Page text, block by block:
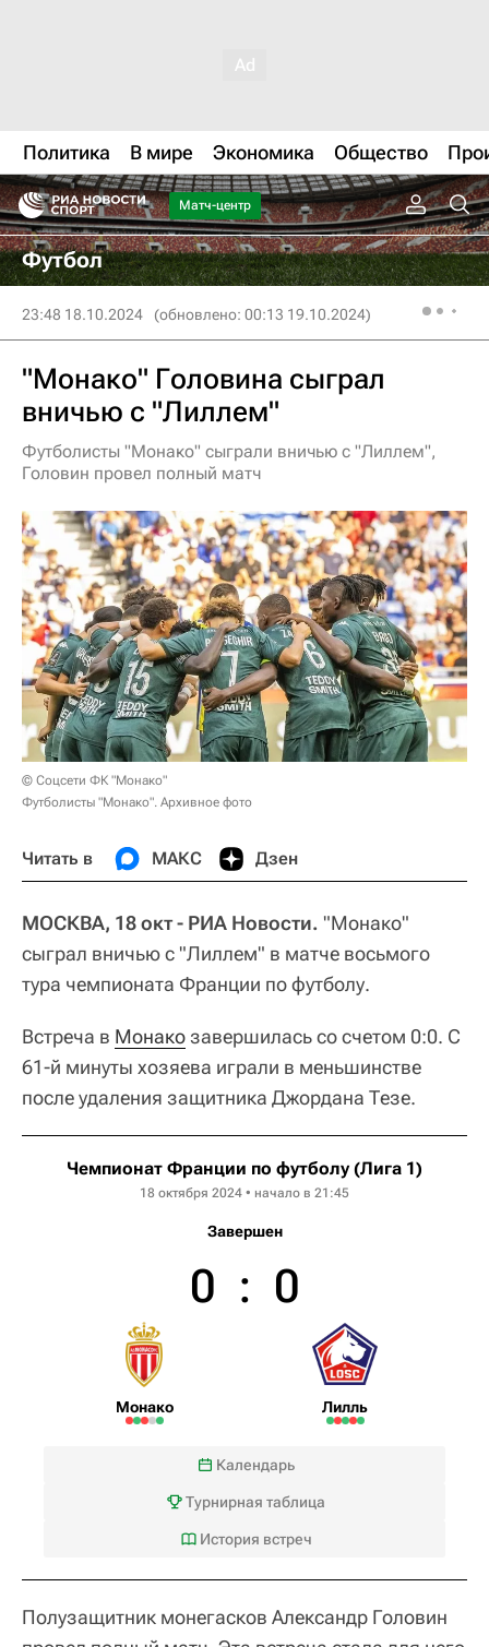
Политика В мире Экономика Общество
Матч-центр
Футбол
23:48 18.10.2024 (обновлено: 00:13 19.10.2024)
"Монако" Головина сыграл
вничью с "Лиллем"
Футболисты "Монако" сыграли вничью с "Лиллем",
Головин провел полный матч
© Соцсети ФК "Монако"
Футболисты "Монако". Архивное фото
Читать в МАКС Дзен
МОСКВА, 18 окт - РИА Новости. "Монако"
сыграл вничью с "Лиллем" в матче восьмого
тура чемпионата Франции по футболу.
Встреча в Монакозавершилась со счетом 0:0. С
61-й минуты хозяева играли в меньшинстве
после удаления защитника Джордана Тезе.
Чемпионат Франции по футболу (Лига 1)
18 октября 2024 • начало в 21:45
Завершен
Монако
0 : 0
Лилль
Календарь
Турнирная таблица
История встреч
Полузащитник монегасков Александр Головин